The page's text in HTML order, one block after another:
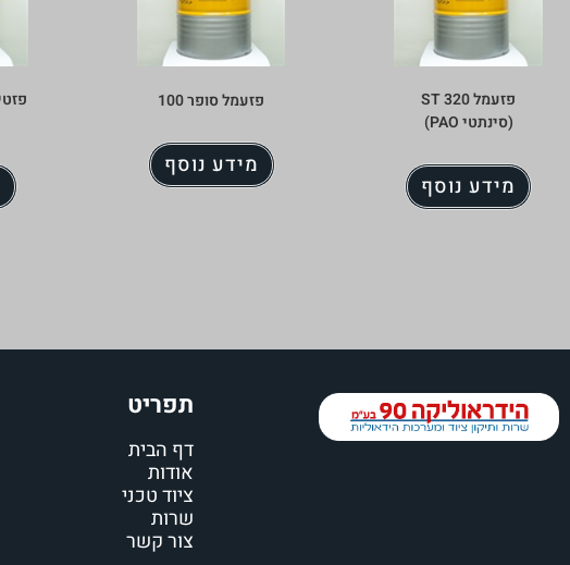
פזעמל ST 320
(סינתטי PAO)
מידע נוסף
פזעמל סופר 100
מידע נוסף
תפריט
דף הבית
אודות
ציוד טכני
שרות
צור קשר